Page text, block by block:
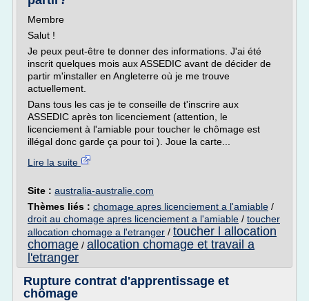
Membre
Salut !
Je peux peut-être te donner des informations. J'ai été
inscrit quelques mois aux ASSEDIC avant de décider de
partir m'installer en Angleterre où je me trouve
actuellement.
Dans tous les cas je te conseille de t'inscrire aux
ASSEDIC après ton licenciement (attention, le
licenciement à l'amiable pour toucher le chômage est
illégal donc garde ça pour toi ). Joue la carte...
Lire la suite
Site : australia-australie.com
Thèmes liés : chomage apres licenciement a l'amiable /
droit au chomage apres licenciement a l'amiable / toucher
allocation chomage a l'etranger / toucher l allocation
chomage / allocation chomage et travail a
l'etranger
Rupture contrat d'apprentissage et
chômage